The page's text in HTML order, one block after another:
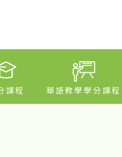
課程 華語教學學分課程